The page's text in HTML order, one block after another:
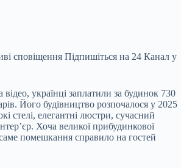
сповіщення Підпишіться на 24 Канал у
українці заплатили за будинок 730
Його будівництво розпочалося у 2025
стелі, елегантні люстри, сучасний
Хоча великої прибудинкової
помешкання справило на гостей